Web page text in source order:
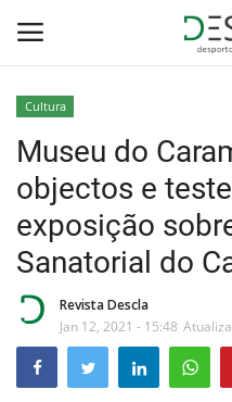
Home
...by Descla
Desporto
Contactos
Cultura
Museu do
objectos e
exposição
Sanatorial do
Revista Descla
Jan 12, 2021 - 15:48